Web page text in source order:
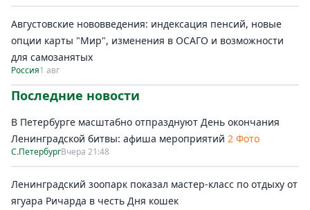
Августовские нововведения: индексация пенсий, новые
опции карты "Мир", изменения в ОСАГО и возможности
для самозанятых
Россия1 авг
Последние новости
В Петербурге масштабно отпразднуют День окончания
Ленинградской битвы: афиша мероприятий 2 Фото
С.ПетербургВчера 21:48
Ленинградский зоопарк показал мастер-класс по отдыху от
ягуара Ричарда в честь Дня кошек